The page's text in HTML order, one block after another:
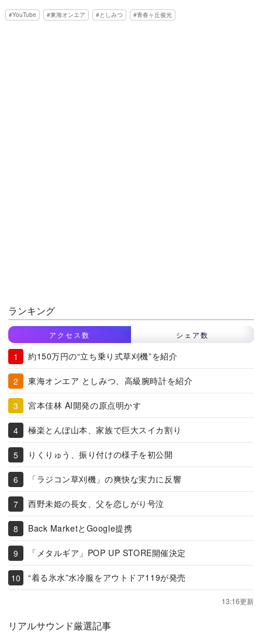
YouTube 東海オンエア としみつ 青春ヶ丘俊光
ランキング
アクセス数 シェア数
約150万円の“立ち乗り式草刈機”を紹介
東海オンエア としみつ、高級腕時計を紹介
宮本佳林 AI開発の原点明かす
極楽とんぼ山本、家族で巨大スイカ割り
りくりゅう、振り付けの様子を初公開
「ラジコン草刈機」の爽快な実力に反響
西野未姫の長女、父を恋しがり号泣
Back MarketとGoogle提携
「メタルギア」POP UP STORE開催決定
“着る氷水”水冷服をアウトドア119が発売
13:16更新
リアルサウンド厳選記事